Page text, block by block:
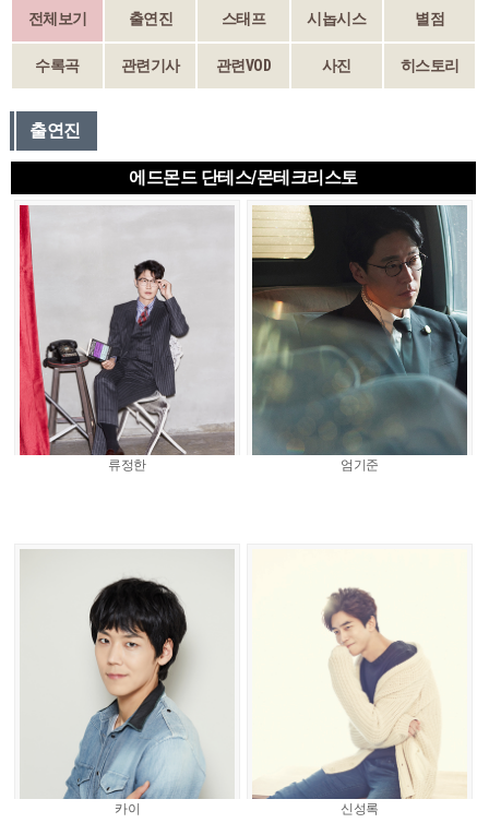
전체보기 출연진 스태프 시놉시스 별점
수록곡 관련기사 관련VOD 사진 히스토리
출연진
에드몬드 단테스/몬테크리스토
류정한 엄기준
카이 신성록